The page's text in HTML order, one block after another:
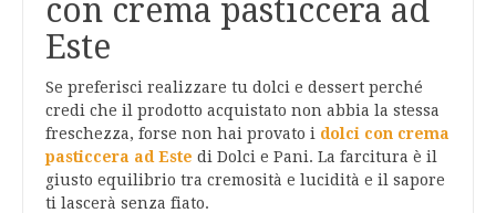
con crema pasticcera ad
Este
Se preferisci realizzare tu dolci e dessert perché
credi che il prodotto acquistato non abbia la stessa
freschezza, forse non hai provato i dolci con crema
pasticcera ad Este di Dolci e Pani. La farcitura è il
giusto equilibrio tra cremosità e lucidità e il sapore
ti lascerà senza fiato.